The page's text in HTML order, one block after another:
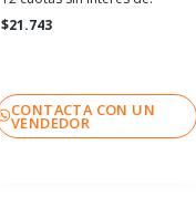
$21.743
CONTACTA CON UN
VENDEDOR